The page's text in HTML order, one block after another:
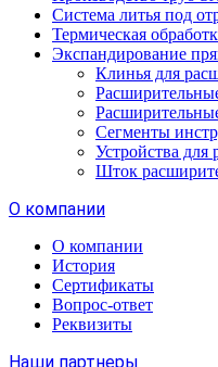
Система литья под
Термическая
Экспандирование
Клинья для
Сегменты
Устройства для
Шток
О компании
О компании
История
Сертификаты
Вопрос-ответ
Реквизиты
Наши партнеры